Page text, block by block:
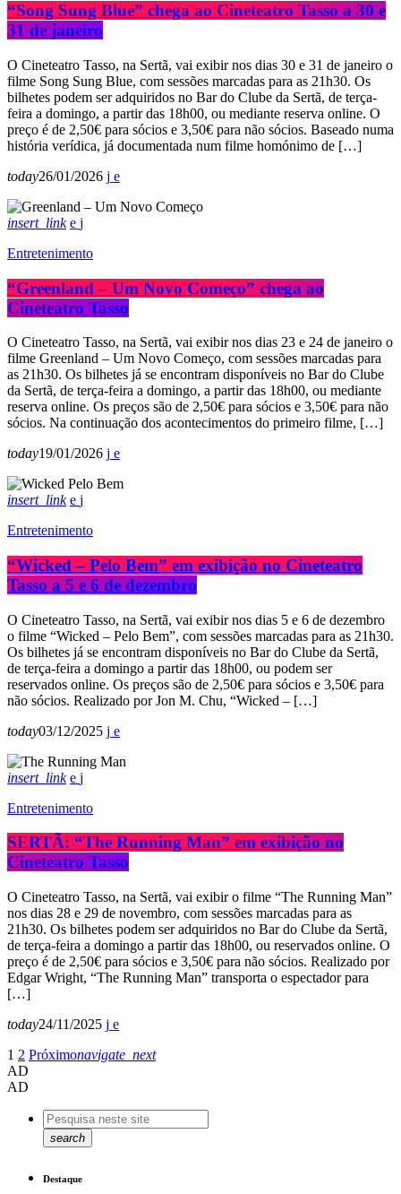
“Song Sung Blue” chega ao Cineteatro Tasso a 30 e
31 de janeiro
O Cineteatro Tasso, na Sertã, vai exibir nos dias 30 e 31 de janeiro o
filme Song Sung Blue, com sessões marcadas para as 21h30. Os
bilhetes podem ser adquiridos no Bar do Clube da Sertã, de terça-
feira a domingo, a partir das 18h00, ou mediante reserva online. O
preço é de 2,50€ para sócios e 3,50€ para não sócios. Baseado numa
história verídica, já documentada num filme homónimo de […]
today26/01/2026
insert_link
Entretenimento
“Greenland – Um Novo Começo” chega ao
Cineteatro Tasso
O Cineteatro Tasso, na Sertã, vai exibir nos dias 23 e 24 de janeiro o
filme Greenland – Um Novo Começo, com sessões marcadas para
as 21h30. Os bilhetes já se encontram disponíveis no Bar do Clube
da Sertã, de terça-feira a domingo, a partir das 18h00, ou mediante
reserva online. Os preços são de 2,50€ para sócios e 3,50€ para não
sócios. Na continuação dos acontecimentos do primeiro filme, […]
today19/01/2026
insert_link
Entretenimento
“Wicked – Pelo Bem” em exibição no Cineteatro
Tasso a 5 e 6 de dezembro
O Cineteatro Tasso, na Sertã, vai exibir nos dias 5 e 6 de dezembro
o filme “Wicked – Pelo Bem”, com sessões marcadas para as 21h30.
Os bilhetes já se encontram disponíveis no Bar do Clube da Sertã,
de terça-feira a domingo a partir das 18h00, ou podem ser
reservados online. Os preços são de 2,50€ para sócios e 3,50€ para
não sócios. Realizado por Jon M. Chu, “Wicked – […]
today03/12/2025
insert_link
Entretenimento
SERTÃ: “The Running Man” em exibição no
Cineteatro Tasso
O Cineteatro Tasso, na Sertã, vai exibir o filme “The Running Man”
nos dias 28 e 29 de novembro, com sessões marcadas para as
21h30. Os bilhetes podem ser adquiridos no Bar do Clube da Sertã,
de terça-feira a domingo a partir das 18h00, ou reservados online. O
preço é de 2,50€ para sócios e 3,50€ para não sócios. Realizado por
Edgar Wright, “The Running Man” transporta o espectador para
[…]
today24/11/2025
1 2 Próximonavigate_next
AD
AD
search
Destaque